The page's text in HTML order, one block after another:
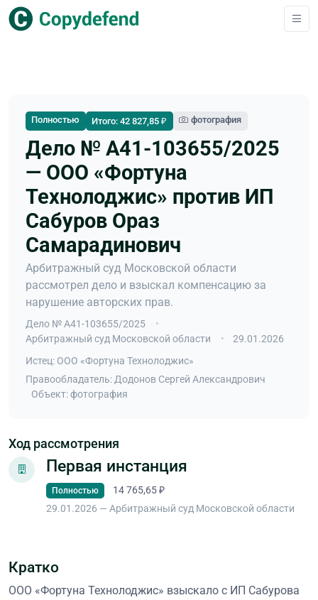
Полностью Итого: 42 827,85 ₽ фотография
Дело № А41-103655/2025
— ООО «Фортуна
Технолоджис» против ИП
Сабуров Ораз
Самарадинович
Арбитражный суд Московской области
рассмотрел дело и взыскал компенсацию за
нарушение авторских прав.
Дело № А41-103655/2025
Арбитражный суд Московской области
29.01.2026
Истец: ООО «Фортуна Технолоджис»
Правообладатель: Додонов Сергей Александрович
Объект: фотография
Ход рассмотрения
Первая инстанция
Полностью
14 765,65 ₽
29.01.2026 — Арбитражный суд Московской области
Кратко
ООО «Фортуна Технолоджис» взыскало с ИП Сабурова